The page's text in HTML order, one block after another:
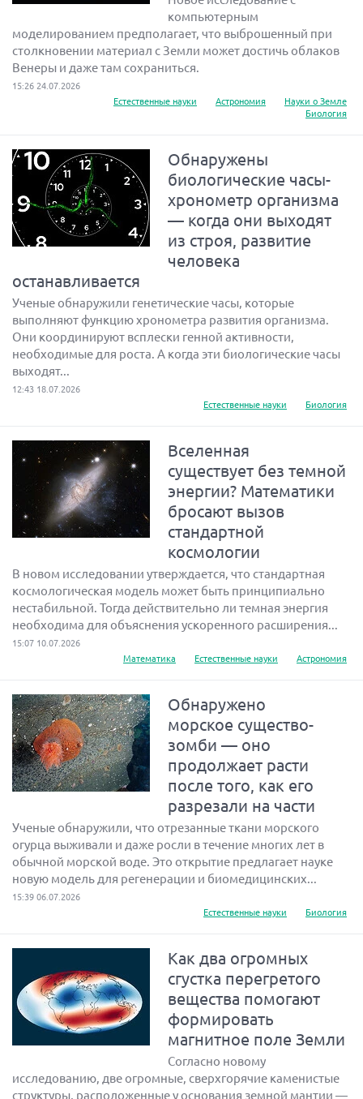
компьютерным
моделированием предполагает, что выброшенный при
столкновении материал с Земли может достичь облаков
Венеры и даже там сохраниться.
15:26 24.07.2026
Естественные науки
Астрономия
Науки о Земле
Биология
Обнаружены
биологические часы-
хронометр организма
— когда они выходят
из строя, развитие
человека
останавливается
Ученые обнаружили генетические часы, которые
выполняют функцию хронометра развития организма.
Они координируют всплески генной активности,
необходимые для роста. А когда эти биологические часы
выходят...
12:43 18.07.2026
Естественные науки
Биология
Вселенная
существует без темной
энергии? Математики
бросают вызов
стандартной
космологии
В новом исследовании утверждается, что стандартная
космологическая модель может быть принципиально
нестабильной. Тогда действительно ли темная энергия
необходима для объяснения ускоренного расширения...
15:07 10.07.2026
Математика
Естественные науки Астрономия
Обнаружено
морское существо-
зомби — оно
продолжает расти
после того, как его
разрезали на части
Ученые обнаружили, что отрезанные ткани морского
огурца выживали и даже росли в течение многих лет в
обычной морской воде. Это открытие предлагает науке
новую модель для регенерации и биомедицинских...
15:39 06.07.2026
Естественные науки
Биология
Как два огромных
сгустка перегретого
вещества помогают
формировать
магнитное поле Земли
Согласно новому
исследованию, две огромные, сверхгорячие каменистые
структуры, расположенные у основания земной мантии —